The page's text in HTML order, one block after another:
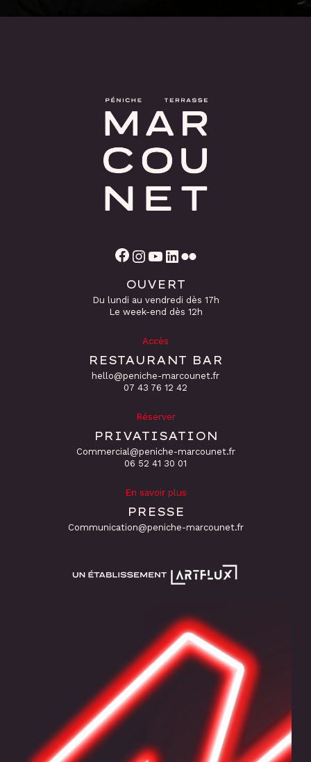
Facebook Instagram YouTube
OUVERT
Du lundi au vendredi dès 17h
Le week-end dès 12h
Accès
RESTAURANT BAR
hello@peniche-marcounet.fr
‭07 43 76 12 42
Réserver
PRIVATISATION
Commercial@peniche-marcounet.fr
06 52 41 30 01
En savoir plus
PRESSE
Communication@peniche-marcounet.fr